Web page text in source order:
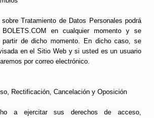
Tratamiento de Datos Personales podrá
en cualquier momento y se
partir de dicho momento. En dicho caso, se
en el Sitio Web y si usted es un usuario
por correo electrónico.
Rectificación, Cancelación y Oposición
a ejercitar sus derechos de acceso,